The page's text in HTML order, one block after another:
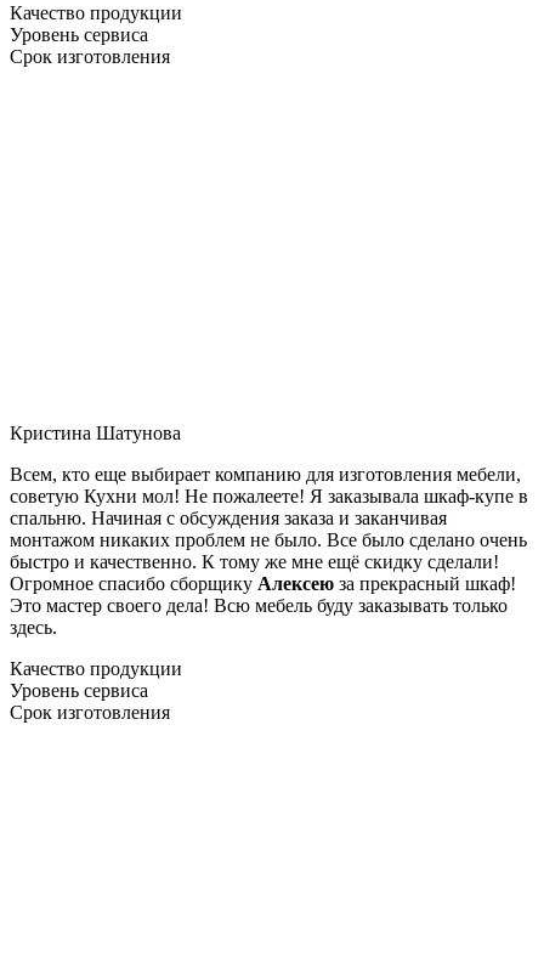
Качество продукции
Уровень сервиса
Срок изготовления
Кристина Шатунова
Всем, кто еще выбирает компанию для изготовления мебели,
советую Кухни мол! Не пожалеете! Я заказывала шкаф-купе в
спальню. Начиная с обсуждения заказа и заканчивая
монтажом никаких проблем не было. Все было сделано очень
быстро и качественно. К тому же мне ещё скидку сделали!
Огромное спасибо сборщику Алексею за прекрасный шкаф!
Это мастер своего дела! Всю мебель буду заказывать только
здесь.
Качество продукции
Уровень сервиса
Срок изготовления